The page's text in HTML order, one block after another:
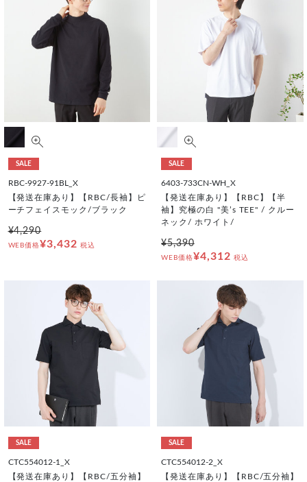
SALE
RBC-9927-91BL_X
【発送在庫あり】【RBC/長袖】ピ
ーチフェイスモック/ブラック
¥4,290
WEB価格¥3,432 税込
SALE
6403-733CN-WH_X
【発送在庫あり】【RBC】【半
袖】究極の白 "美’s TEE" / クルー
ネック/ ホワイト/
¥5,390
WEB価格¥4,312 税込
SALE
CTC554012-1_X
【発送在庫あり】【RBC/五分袖】
SALE
CTC554012-2_X
【発送在庫あり】【RBC/五分袖】